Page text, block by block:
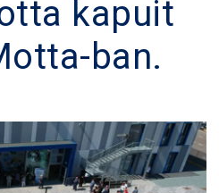
kapuit
ban.